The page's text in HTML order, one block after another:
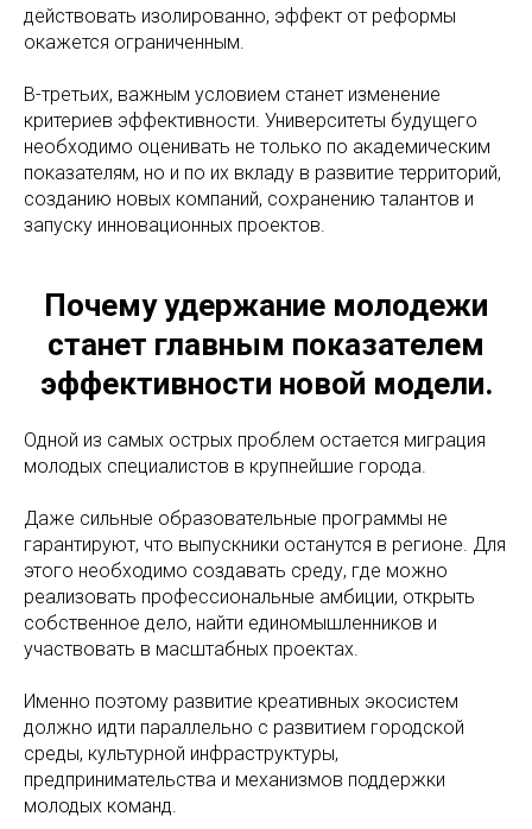
действовать изолированно, эффект от реформы
окажется ограниченным.
В-третьих, важным условием станет изменение
критериев эффективности. Университеты будущего
необходимо оценивать не только по академическим
показателям, но и по их вкладу в развитие территорий,
созданию новых компаний, сохранению талантов и
запуску инновационных проектов.
Почему удержание молодежи
станет главным показателем
эффективности новой модели.
Одной из самых острых проблем остается миграция
молодых специалистов в крупнейшие города.
Даже сильные образовательные программы не
гарантируют, что выпускники останутся в регионе. Для
этого необходимо создавать среду, где можно
реализовать профессиональные амбиции, открыть
собственное дело, найти единомышленников и
участвовать в масштабных проектах.
Именно поэтому развитие креативных экосистем
должно идти параллельно с развитием городской
среды, культурной инфраструктуры,
предпринимательства и механизмов поддержки
молодых команд.